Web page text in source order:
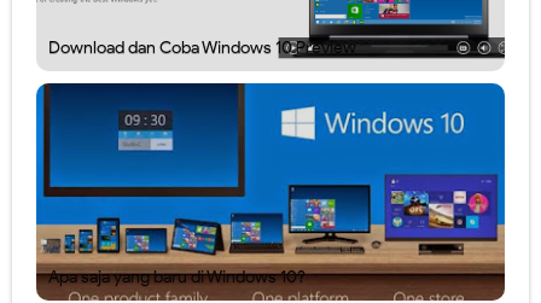
Download dan Coba Windows 10 Preview
Apa saja yang baru di Windows 10?